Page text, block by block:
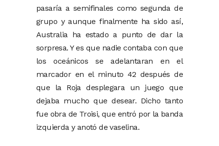
pasaría a semifinales como segunda de
grupo y aunque finalmente ha sido así,
Australia ha estado a punto de dar la
sorpresa. Y es que nadie contaba con que
los oceánicos se adelantaran en el
marcador en el minuto 42 después de
que la Roja desplegara un juego que
dejaba mucho que desear. Dicho tanto
fue obra de Troisi, que entró por la banda
izquierda y anotó de vaselina.